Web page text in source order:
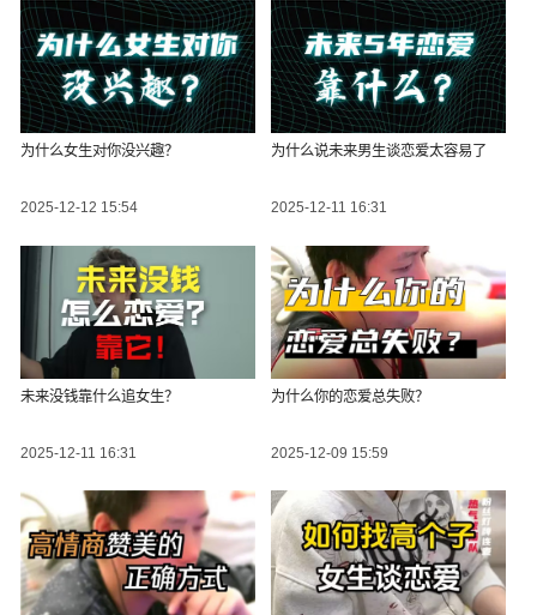
为什么女生对你没兴趣？
2025-12-12 15:54
为什么说未来男生谈恋爱太容易了
2025-12-11 16:31
未来没钱靠什么追女生？
2025-12-11 16:31
为什么你的恋爱总失败？
2025-12-09 15:59